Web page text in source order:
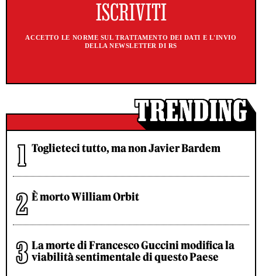
ACCETTO LE NORME SUL TRATTAMENTO DEI DATI E L'INVIO
DELLA NEWSLETTER DI RS
Toglieteci tutto, ma non Javier Bardem
È morto William Orbit
La morte di Francesco Guccini modifica la
viabilità sentimentale di questo Paese